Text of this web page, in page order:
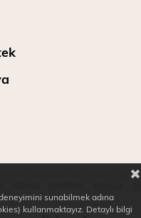
© 2024 Mitr. Tüm hakları saklıdır.
sunabilmek adına
kullanmaktayız. Detaylı bilgi